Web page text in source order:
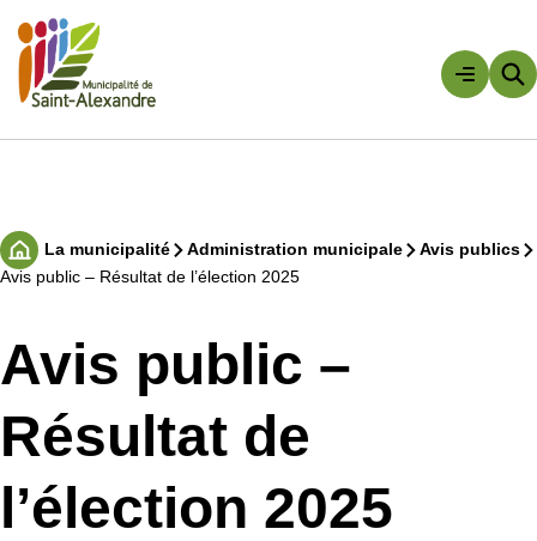
au
contenu
Accueil La municipalité Administration municipale
Avis publics
Avis public – Résultat de l’élection 2025
Avis public –
Résultat de
l’élection 2025